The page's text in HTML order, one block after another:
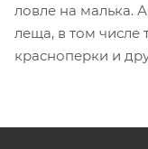
ловле на малька.
леща, в том числе
красноперки и